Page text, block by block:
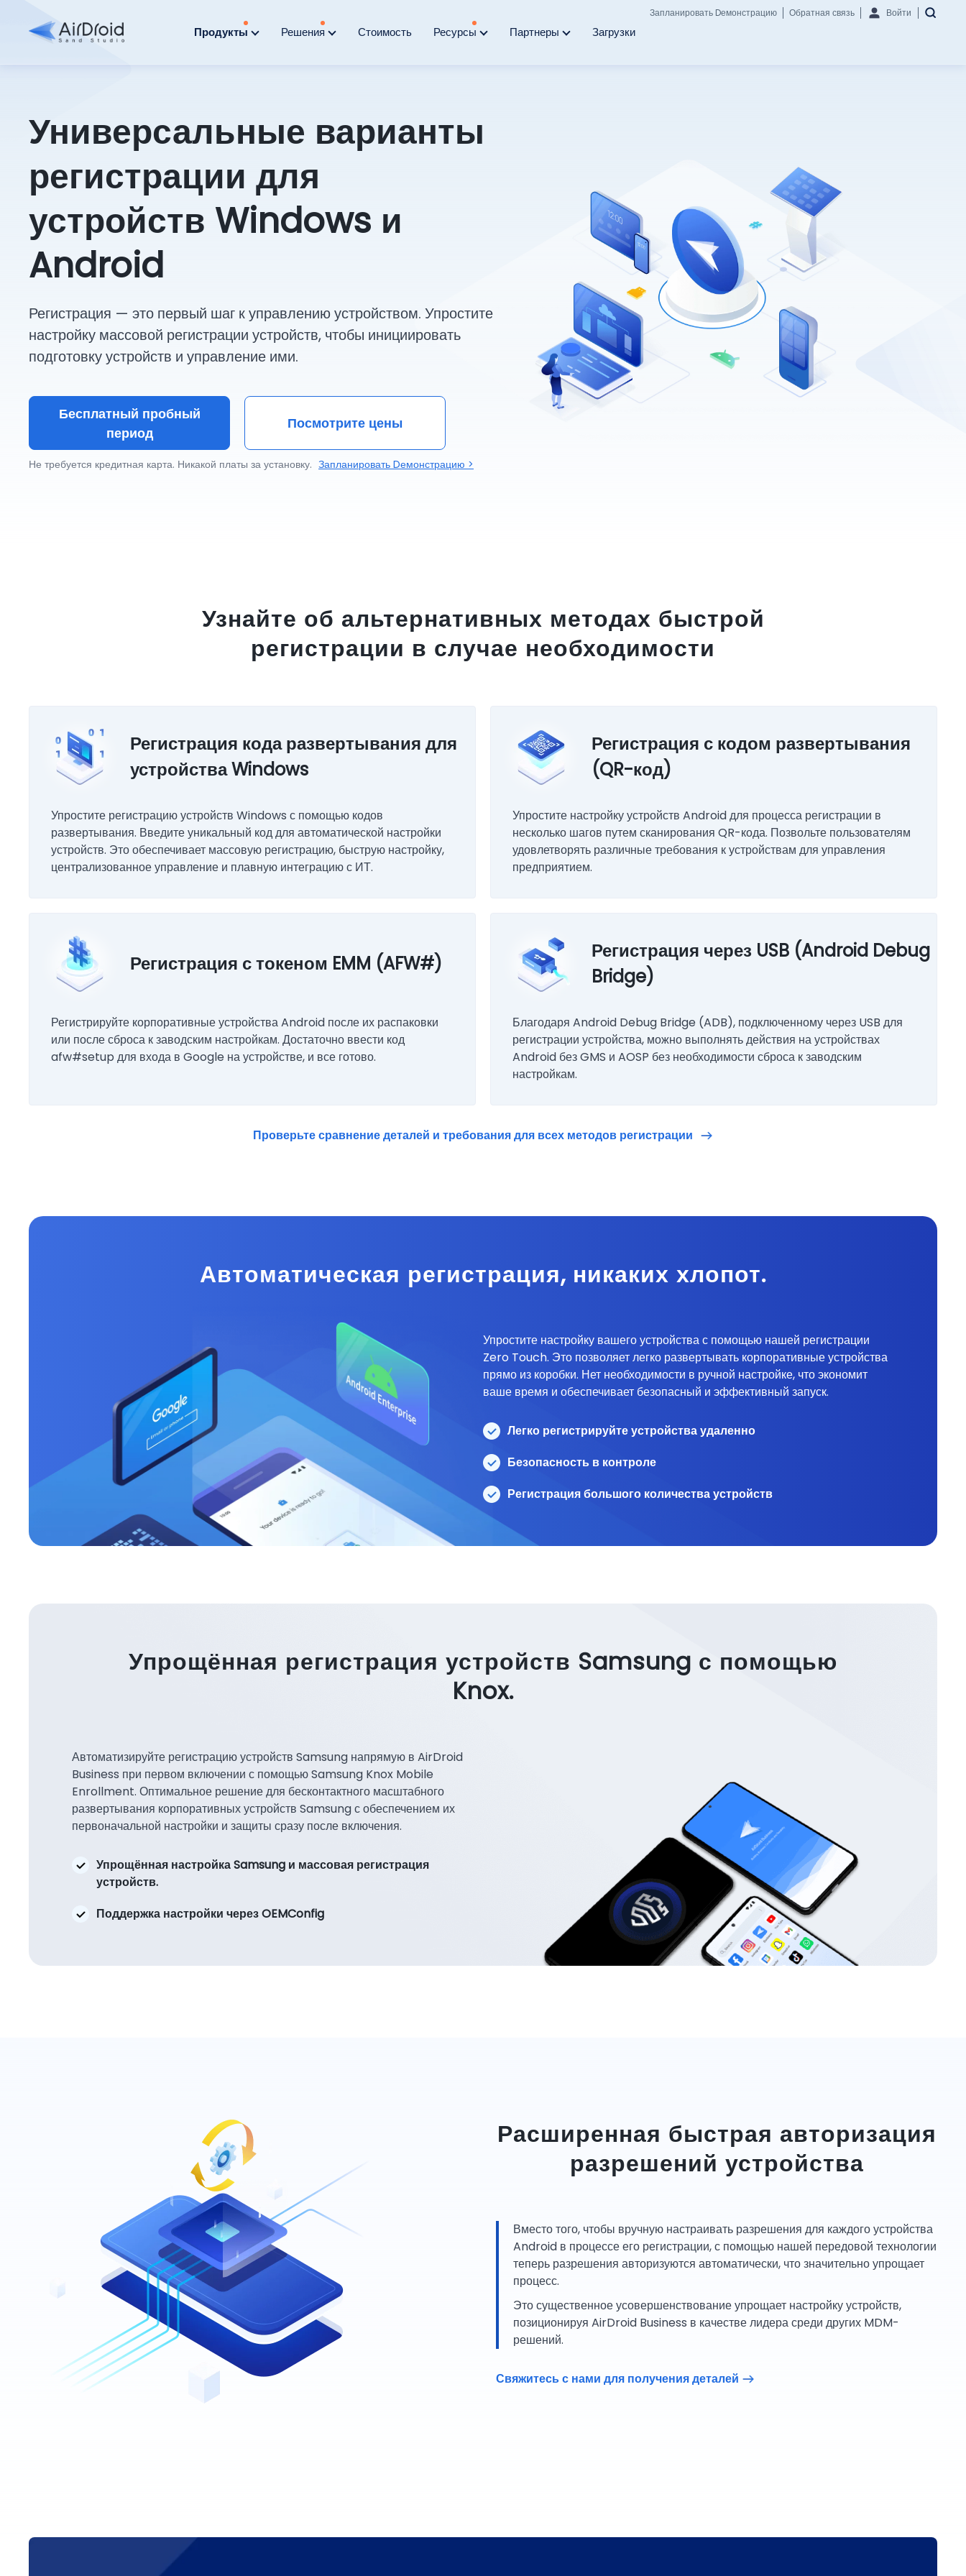
Продукты Решения Стоимость Ресурсы Партнеры Загрузки
Запланировать Dемонстрацию Обратная связь Войти
Универсальные варианты
регистрации для
устройств Windows и
Android
Регистрация — это первый шаг к управлению устройством. Упростите
настройку массовой регистрации устройств, чтобы инициировать
подготовку устройств и управление ими.
Бесплатный пробный
период
Посмотрите цены
Не требуется кредитная карта. Никакой платы за установку. Запланировать Dемонстрацию >
Узнайте об альтернативных методах быстрой
регистрации в случае необходимости
Регистрация кода развертывания для
устройства Windows
Упростите регистрацию устройств Windows с помощью кодов
развертывания. Введите уникальный код для автоматической настройки
устройств. Это обеспечивает массовую регистрацию, быструю настройку,
централизованное управление и плавную интеграцию с ИТ.
Регистрация с кодом развертывания
(QR-код)
Упростите настройку устройств Android для процесса регистрации в
несколько шагов путем сканирования QR-кода. Позвольте пользователям
удовлетворять различные требования к устройствам для управления
предприятием.
Регистрация с токеном EMM (AFW#)
Регистрируйте корпоративные устройства Android после их распаковки
или после сброса к заводским настройкам. Достаточно ввести код
afw#setup для входа в Google на устройстве, и все готово.
Регистрация через USB (Android Debug
Bridge)
Благодаря Android Debug Bridge (ADB), подключенному через USB для
регистрации устройства, можно выполнять действия на устройствах
Android без GMS и AOSP без необходимости сброса к заводским
настройкам.
Проверьте сравнение деталей и требования для всех методов регистрации
Автоматическая регистрация, никаких хлопот.
Упростите настройку вашего устройства с помощью нашей регистрации
Zero Touch. Это позволяет легко развертывать корпоративные устройства
прямо из коробки. Нет необходимости в ручной настройке, что экономит
ваше время и обеспечивает безопасный и эффективный запуск.
Легко регистрируйте устройства удаленно
Безопасность в контроле
Регистрация большого количества устройств
Упрощённая регистрация устройств Samsung с помощью
Knox.
Автоматизируйте регистрацию устройств Samsung напрямую в AirDroid
Business при первом включении с помощью Samsung Knox Mobile
Enrollment. Оптимальное решение для бесконтактного масштабного
развертывания корпоративных устройств Samsung с обеспечением их
первоначальной настройки и защиты сразу после включения.
Упрощённая настройка Samsung и массовая регистрация
устройств.
Поддержка настройки через OEMConfig
Расширенная быстрая авторизация
разрешений устройства
Вместо того, чтобы вручную настраивать разрешения для каждого устройства
Android в процессе его регистрации, с помощью нашей передовой технологии
теперь разрешения авторизуются автоматически, что значительно упрощает
процесс.
Это существенное усовершенствование упрощает настройку устройств,
позиционируя AirDroid Business в качестве лидера среди других MDM-
решений.
Свяжитесь с нами для получения деталей